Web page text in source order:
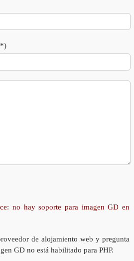
no hay soporte para imagen GD en
de alojamiento web y pregunta
GD no está habilitado para PHP.